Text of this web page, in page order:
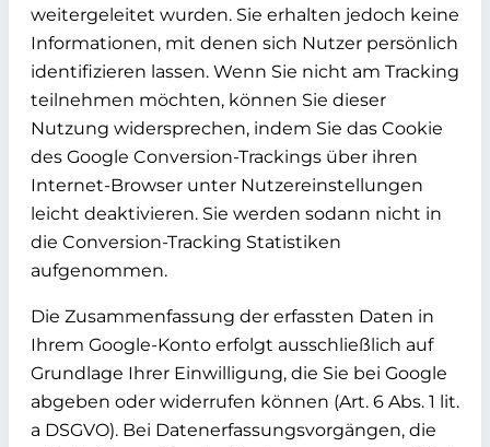
weitergeleitet wurden. Sie erhalten jedoch keine
Informationen, mit denen sich Nutzer persönlich
identifizieren lassen. Wenn Sie nicht am Tracking
teilnehmen möchten, können Sie dieser
Nutzung widersprechen, indem Sie das Cookie
des Google Conversion-Trackings über ihren
Internet-Browser unter Nutzereinstellungen
leicht deaktivieren. Sie werden sodann nicht in
die Conversion-Tracking Statistiken
aufgenommen.
Die Zusammenfassung der erfassten Daten in
Ihrem Google-Konto erfolgt ausschließlich auf
Grundlage Ihrer Einwilligung, die Sie bei Google
abgeben oder widerrufen können (Art. 6 Abs. 1 lit.
a DSGVO). Bei Datenerfassungsvorgängen, die